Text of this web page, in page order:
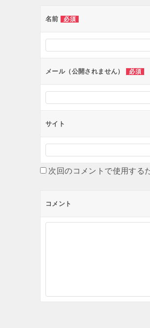
ー
ョ
ン
名前 必須
メール（公開されません） 必須
サイト
次回のコメントで使用する
コメント